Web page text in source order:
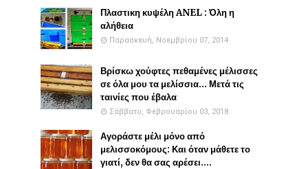
Πλαστικη κυψέλη ANEL : Όλη η
αλήθεια
Παρασκευή, Νοεμβρίου 07, 2014
Βρίσκω χούφτες πεθαμένες μέλισσες
σε όλα μου τα μελίσσια... Μετά τις
ταινίες που έβαλα
Σάββατο, Φεβρουαρίου 03, 2018
Αγοράστε μέλι μόνο από
μελισσοκόμους: Και όταν μάθετε το
γιατί, δεν θα σας αρέσει....